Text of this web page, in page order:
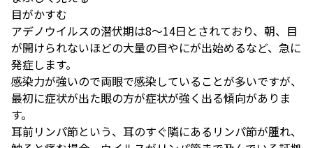
目がかすむ
アデノウイルスの潜伏期は8～14日とされており、朝、目
が開けられないほどの大量の目やにが出始めるなど、急に
発症します。
感染力が強いので両眼で感染していることが多いですが、
最初に症状が出た眼の方が症状が強く出る傾向がありま
す。
耳前リンパ節という、耳のすぐ隣にあるリンパ節が腫れ、